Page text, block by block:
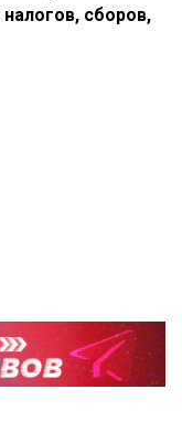
налогов, сборов,